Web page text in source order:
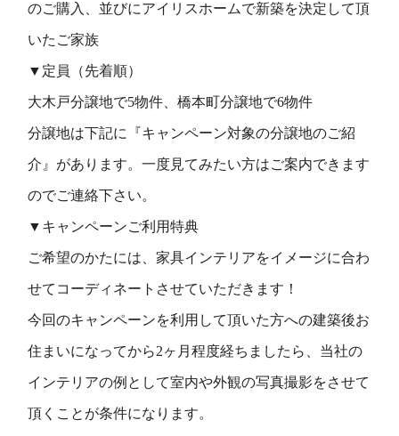
のご購入、並びにアイリスホームで新築を決定して頂
いたご家族
▼定員（先着順）
大木戸分譲地で5物件、橋本町分譲地で6物件
分譲地は下記に『キャンペーン対象の分譲地のご紹
介』があります。一度見てみたい方はご案内できます
のでご連絡下さい。
▼キャンペーンご利用特典
ご希望のかたには、家具インテリアをイメージに合わ
せてコーディネートさせていただきます！
今回のキャンペーンを利用して頂いた方への建築後お
住まいになってから2ヶ月程度経ちましたら、当社の
インテリアの例として室内や外観の写真撮影をさせて
頂くことが条件になります。